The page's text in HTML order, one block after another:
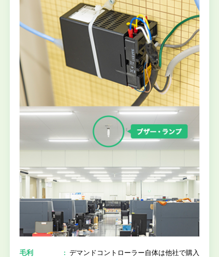
毛利 デマンドコントローラー自体は他社で購入